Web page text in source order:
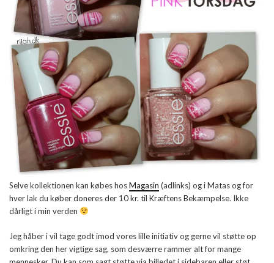
Selve kollektionen kan købes hosMagasin (adlinks) og i Matas og for
hver lak du køber doneres der 10 kr. til Kræftens Bekæmpelse. Ikke
dårligt i min verden
Jeg håber i vil tage godt imod vores lille initiativ og gerne vil støtte op
omkring den her vigtige sag, som desværre rammer alt for mange